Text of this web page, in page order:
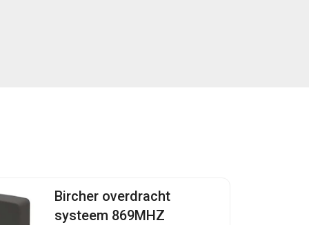
Bircher overdracht
systeem 869MHZ